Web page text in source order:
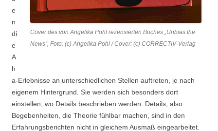
Cover des von Angelika Pohl rezensierten Buches „Unbias the
News“, Foto: (c) Angelika Pohl / Cover: (c) CORRECTIV-Verlag
e
n
di
e
A
h
a-Erlebnisse an unterschiedlichen Stellen auftreten, je nach
eigenem Hintergrund. Sie werden sich besonders dort
einstellen, wo Details beschrieben werden. Details, also
Begebenheiten, die Theorie fühlbar machen, sind in den
Erfahrungsberichten nicht in gleichem Ausmaß eingearbeitet.